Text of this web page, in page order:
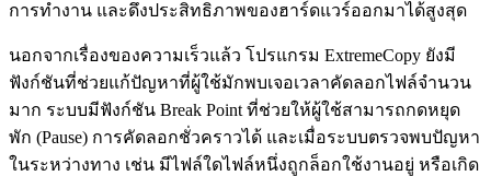
การทำงาน และดึงประสิทธิภาพของฮาร์ดแวร์ออกมาได้สูงสุด
นอกจากเรื่องของความเร็วแล้ว โปรแกรม ExtremeCopy ยังมี
ฟังก์ชันที่ช่วยแก้ปัญหาที่ผู้ใช้มักพบเจอเวลาคัดลอกไฟล์จำนวน
มาก ระบบมีฟังก์ชัน Break Point ที่ช่วยให้ผู้ใช้สามารถกดหยุด
พัก (Pause) การคัดลอกชั่วคราวได้ และเมื่อระบบตรวจพบปัญหา
ในระหว่างทาง เช่น มีไฟล์ใดไฟล์หนึ่งถูกล็อกใช้งานอยู่ หรือเกิด